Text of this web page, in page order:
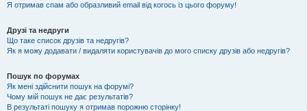
Я отримав спам або образливий email від когось із цього форуму!
Друзі та недруги
Що таке список друзів та недругів?
Як я можу додавати / видаляти користувачів до мого списку друзів або недругів?
Пошук по форумах
Як мені здійснити пошук на форумі?
Чому мій пошук не дає результатів?
В результаті пошуку я отримав порожню сторінку!